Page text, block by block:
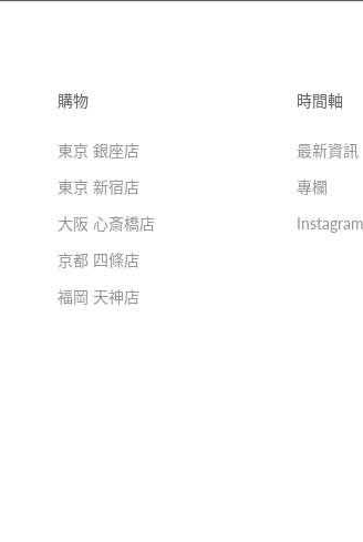
購物
東京 銀座店
東京 新宿店
大阪 心斎橋店
京都 四條店
福岡 天神店
時間軸
最新資訊
專欄
Instagram